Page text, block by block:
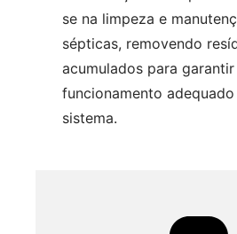
se na limpeza e
sépticas, removendo
acumulados para
funcionamento
sistema.